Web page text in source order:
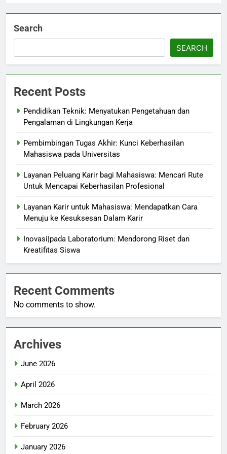
Search
SEARCH
Recent Posts
Pendidikan Teknik: Menyatukan Pengetahuan dan
Pengalaman di Lingkungan Kerja
Pembimbingan Tugas Akhir: Kunci Keberhasilan
Mahasiswa pada Universitas
Layanan Peluang Karir bagi Mahasiswa: Mencari Rute
Untuk Mencapai Keberhasilan Profesional
Layanan Karir untuk Mahasiswa: Mendapatkan Cara
Menuju ke Kesuksesan Dalam Karir
Inovasi|pada Laboratorium: Mendorong Riset dan
Kreatifitas Siswa
Recent Comments
No comments to show.
Archives
June 2026
April 2026
March 2026
February 2026
January 2026